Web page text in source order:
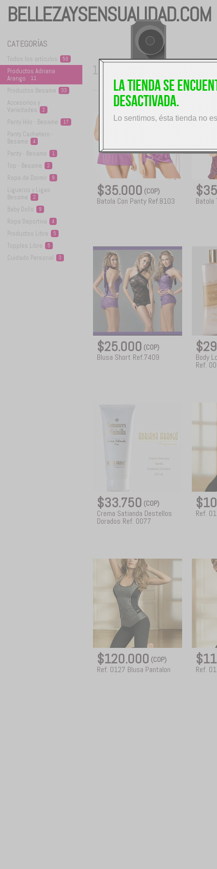
BELLEZAYSENSUALIDAD.COM
CATEGORÍAS
Todos los artículos 50
Productos Adriana
Arango
11
Productos Besame 33
Accesorios y
Variedades
2
Panty Hilo - Besame 17
Panty Cachetero -
Besame
4
Panty - Besame 1
Top - Besame 2
Ropa de Dormir 9
Ligueros y Ligas
Besame
2
Baby Dolls 9
Ropa Deportiva 4
Productos Libre 5
Topples Libre 5
Cuidado Personal 3
11
$35.000(COP)
Batola Con Panty Ref.8103 Batola
$25.000(COP)
Blusa Short Ref.7409 Body
Ref.
$33.750(COP)
Crema Satianda Destellos
Dorados Ref. 0077
Ref.
$120.000(COP)
Ref. 0127 Blusa Pantalon Ref.
La tienda se
desactivada.
Lo sentimos, ésta tienda no